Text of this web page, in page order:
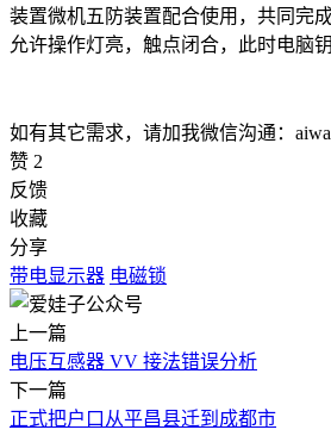
装置微机五防装置配合使用，共同完
允许操作灯亮，触点闭合，此时电脑
如有其它需求，请加我微信沟通：
赞 2
反馈
收藏
分享
带电显示器 电磁锁
上一篇
电压互感器 VV 接法错误分析
下一篇
正式把户口从平昌县迁到成都市